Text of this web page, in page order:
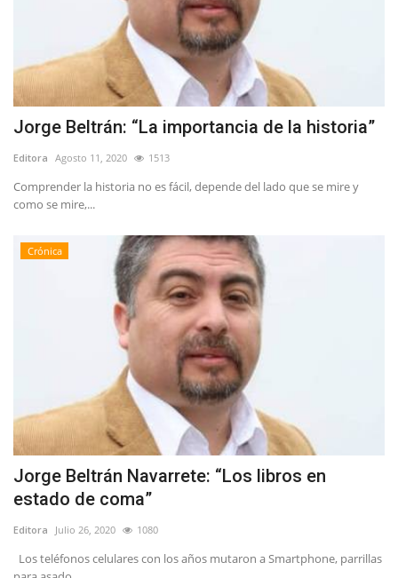
Jorge Beltrán: “La importancia de la historia”
Editora Agosto 11, 2020 1513
Comprender la historia no es fácil, depende del lado que se mire y
como se mire,...
Crónica
Jorge Beltrán Navarrete: “Los libros en
estado de coma”
Editora Julio 26, 2020 1080
Los teléfonos celulares con los años mutaron a Smartphone, parrillas